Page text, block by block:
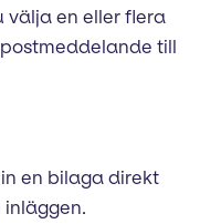
välja en eller flera
till
en bilaga direkt